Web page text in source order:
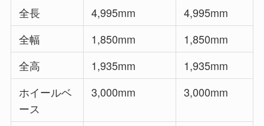
全長 4,995mm
4,995mm
全幅
1,850mm
1,850mm
全高
1,935mm
1,935mm
ホイールベ
ース
3,000mm 3,000mm